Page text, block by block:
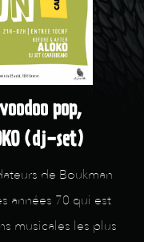
pop,
(dj-set)
de Boukman
années 70 qui est
musicales les plus